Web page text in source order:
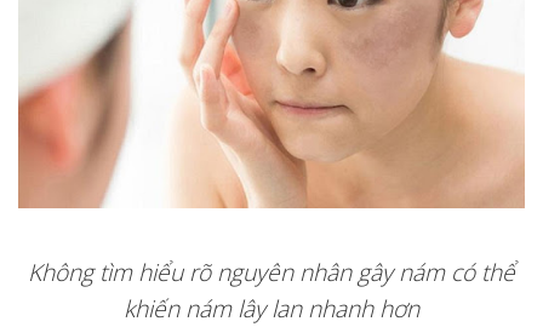
Không tìm hiểu rõ nguyên nhân gây nám có thể
khiến nám lây lan nhanh hơn